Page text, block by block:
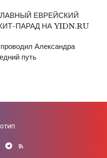
ЕВРЕЙСКИЙ
ПАРАД НА YIDN.RU
Александра
путь